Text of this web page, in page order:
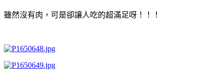
雖然沒有肉，可是卻讓人吃的超滿足呀！！！